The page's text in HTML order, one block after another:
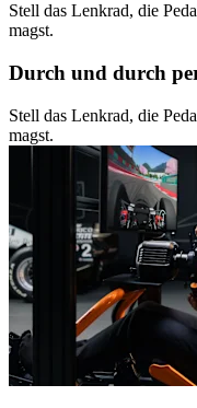
Stell das Lenkrad, die
magst.
Durch und durch
Stell das Lenkrad, die
magst.